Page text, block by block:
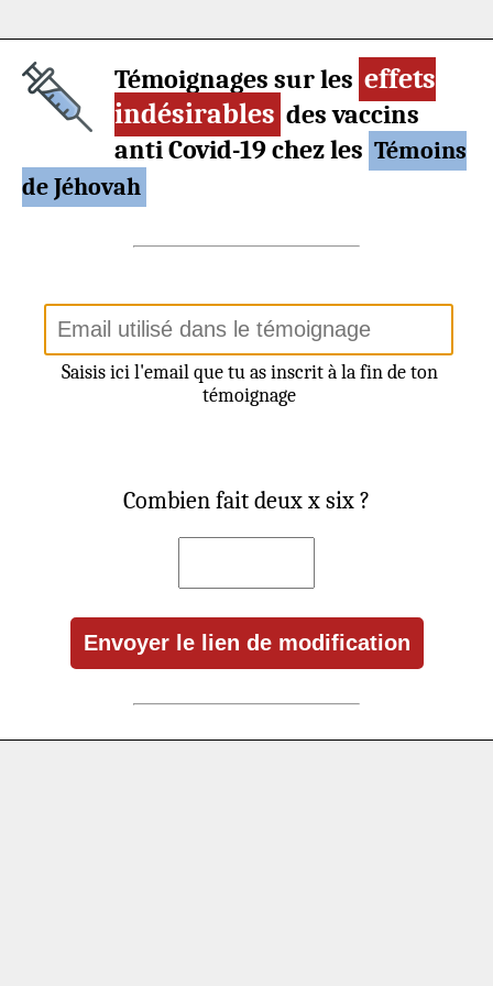
Témoignages sur les effets
indésirables des vaccins
anti Covid-19 chez les Témoins
de Jéhovah
Saisis ici l'email que tu as inscrit à la fin de ton
témoignage
Combien fait deux x six ?